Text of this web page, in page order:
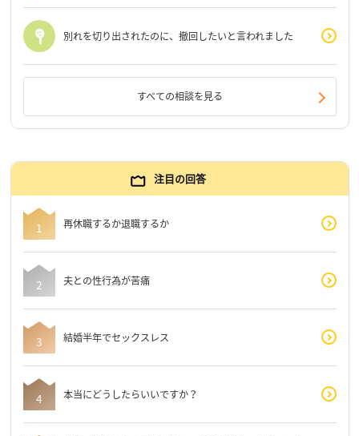
別れを切り出されたのに、撤回したいと言われました
すべての相談を見る
注目の回答
再休職するか退職するか
夫との性行為が苦痛
結婚半年でセックスレス
本当にどうしたらいいですか？